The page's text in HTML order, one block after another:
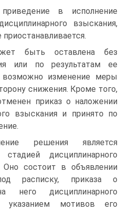
приведение в исполнение
взыскания,
приостанавливается.
быть оставлена без
или по результатам ее
возможно изменение меры
снижения. Кроме того,
приказ о наложении
взыскания и принято по
решения является
дисциплинарного
Оно состоит в объявлении
расписку, приказа о
него дисциплинарного
указанием мотивов его